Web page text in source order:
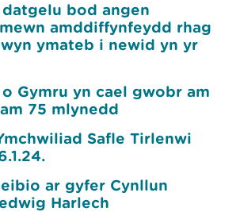
bod angen
amddiffynfeydd rhag
ymateb i newid yn yr
Gymru yn cael gwobr am
75 mlynedd
Safle Tirlenwi
ar gyfer Cynllun
Harlech